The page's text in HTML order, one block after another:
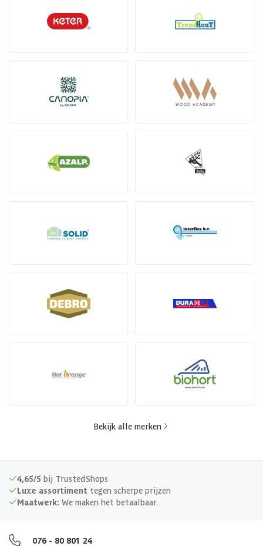
Bekijk alle merken
4,65/5 bij TrustedShops
Luxe assortiment tegen scherpe prijzen
Maatwerk: We maken het betaalbaar.
076 - 80 801 24